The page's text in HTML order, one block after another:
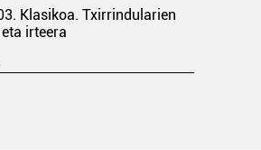
Klasikoa. Txirrindularien
irteera